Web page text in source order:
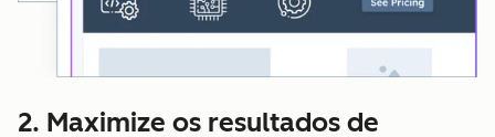
2. Maximize os resultados de